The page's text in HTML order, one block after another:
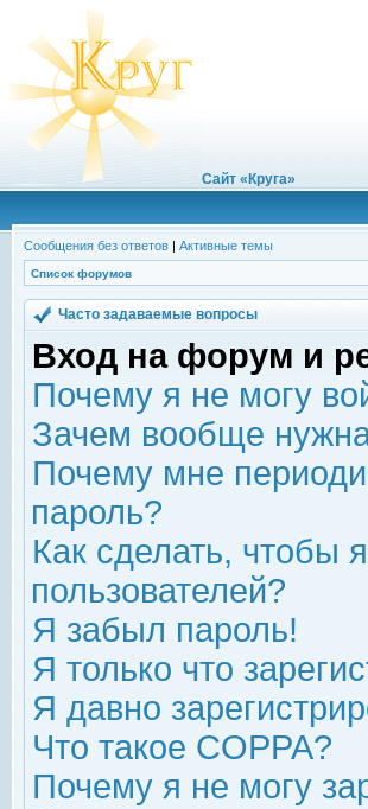
Сайт «Круга»
Сообщения без ответов | Активные темы
Список форумов
Часто задаваемые вопросы
Вход на форум и
Почему я не могу
Зачем вообще
Почему мне
пароль?
Как сделать, чтобы
пользователей?
Я забыл пароль!
Я только что
Я давно
Что такое COPPA?
Почему я не могу